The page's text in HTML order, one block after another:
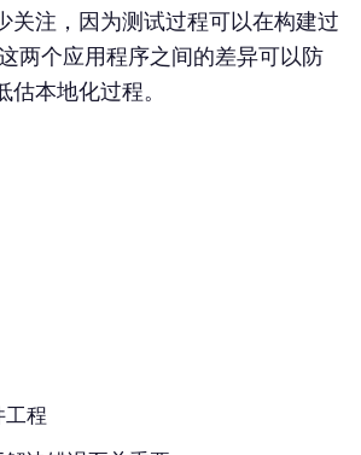
关注，因为测试过程可以在构建过
两个应用程序之间的差异可以防
估本地化过程。
工程